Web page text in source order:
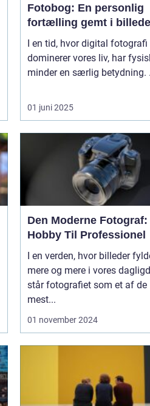
Fotobog: En personlig
fortælling gemt i
I en tid, hvor digital fotografi
dominerer vores liv, har
minder en særlig betydning.
01 juni 2025
Den Moderne Fotograf:
Hobby Til Professionel
I en verden, hvor billeder
mere og mere i vores
står fotografiet som et af de
mest...
01 november 2024